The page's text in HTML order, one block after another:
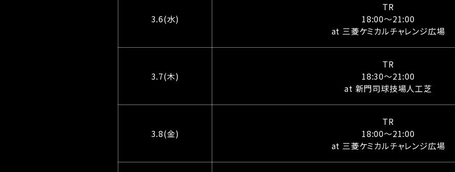
3.6(水)
TR
18:00〜21:00
at 三菱ケミカルチャレンジ広場
3.7(木)
TR
18:30〜21:00
at 新門司球技場人工芝
3.8(金)
TR
18:00〜21:00
at 三菱ケミカルチャレンジ広場